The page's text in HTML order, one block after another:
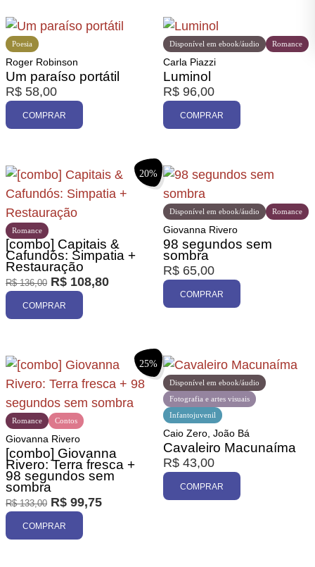
Poesia
Roger Robinson
Um paraíso portátil
R$ 58,00
COMPRAR
Disponível em ebook/áudio Romance
Carla Piazzi
Luminol
R$ 96,00
COMPRAR
20%
Romance
[combo] Capitais &
Cafundós: Simpatia +
Restauração
R$136,00 R$ 108,80
COMPRAR
Disponível em ebook/áudio Romance
Giovanna Rivero
98 segundos sem
sombra
R$ 65,00
COMPRAR
25%
Contos
Romance
Giovanna Rivero
[combo] Giovanna
Rivero: Terra fresca +
98 segundos sem
sombra
R$133,00 R$ 99,75
COMPRAR
Disponível em ebook/áudio
Fotografia e artes visuais
Infantojuvenil
Caio Zero, João Bá
Cavaleiro Macunaíma
R$ 43,00
COMPRAR